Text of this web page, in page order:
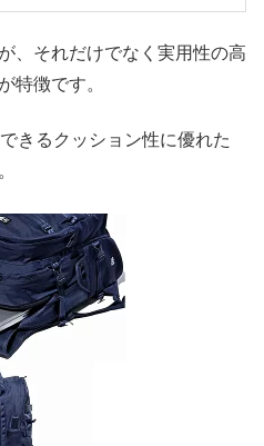
、それだけでなく実用性の高
特徴です。
きるクッション性に優れた